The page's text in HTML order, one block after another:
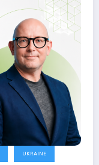
UKRAINE